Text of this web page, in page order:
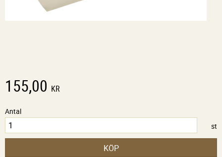
155,00 KR
Antal
st
KÖP